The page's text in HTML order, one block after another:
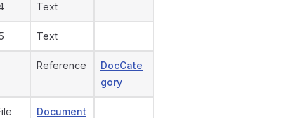
Text
Text
Reference
DocCate
gory
Document